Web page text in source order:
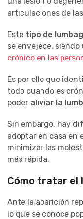
articulaciones de
Este tipo de
se envejece,
crónico en las
Es por ello que
todo cuando es
poder aliviar la
Sin embargo, hay
adoptar en casa en
minimizar las
más rápida.
Cómo tratar el
Ante la aparición
lo que se conoce